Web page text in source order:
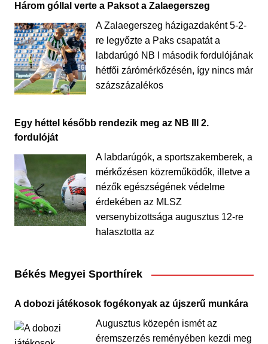
Három góllal verte a Paksot a Zalaegerszeg
A Zalaegerszeg házigazdaként 5-2-
re legyőzte a Paks csapatát a
labdarúgó NB I második fordulójának
hétfői zárómérkőzésén, így nincs már
százszázalékos
Egy héttel később rendezik meg az NB III 2.
fordulóját
A labdarúgók, a sportszakemberek, a
mérkőzésen közreműködők, illetve a
nézők egészségének védelme
érdekében az MLSZ
versenybizottsága augusztus 12-re
halasztotta az
Békés Megyei Sporthírek
A dobozi játékosok fogékonyak az újszerű munkára
Augusztus közepén ismét az
éremszerzés reményében kezdi meg